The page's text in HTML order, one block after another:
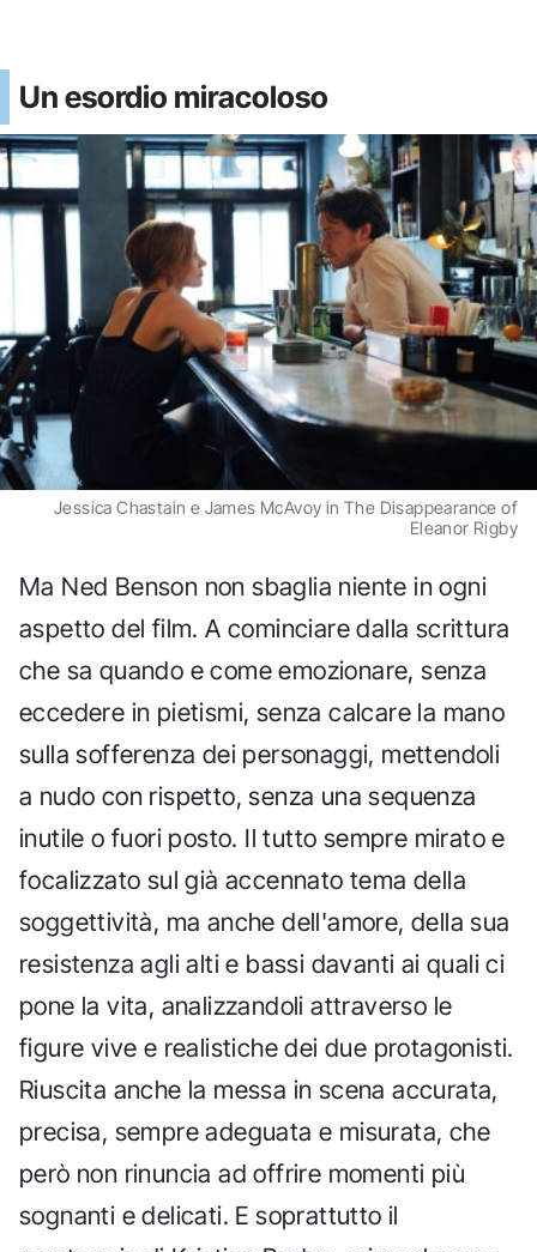
Un esordio miracoloso
Jessica Chastain e James McAvoy in The Disappearance of
Eleanor Rigby
Ma Ned Benson non sbaglia niente in ogni
aspetto del film. A cominciare dalla scrittura
che sa quando e come emozionare, senza
eccedere in pietismi, senza calcare la mano
sulla sofferenza dei personaggi, mettendoli
a nudo con rispetto, senza una sequenza
inutile o fuori posto. Il tutto sempre mirato e
focalizzato sul già accennato tema della
soggettività, ma anche dell'amore, della sua
resistenza agli alti e bassi davanti ai quali ci
pone la vita, analizzandoli attraverso le
figure vive e realistiche dei due protagonisti.
Riuscita anche la messa in scena accurata,
precisa, sempre adeguata e misurata, che
però non rinuncia ad offrire momenti più
sognanti e delicati. E soprattutto il